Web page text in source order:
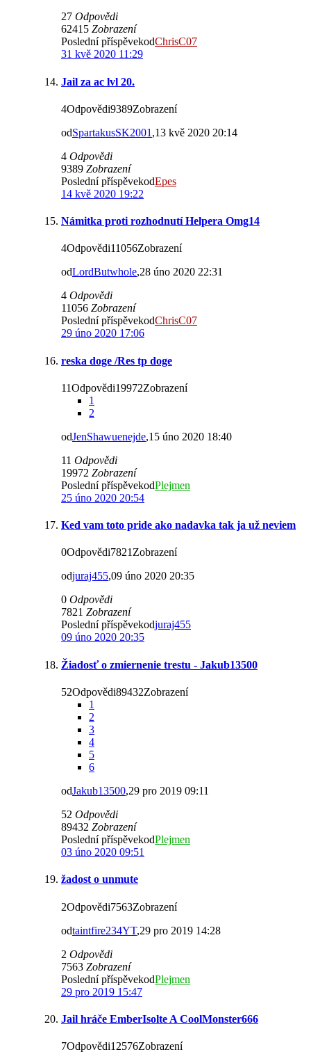
27 Odpovědi
62415 Zobrazení
Poslední příspěvekodChrisC07
31 kvě 2020 11:29
Jail za ac lvl 20.
4Odpovědi9389Zobrazení
odSpartakusSK2001 ,13 kvě 2020 20:14
4 Odpovědi
9389 Zobrazení
Poslední příspěvekodEpes
14 kvě 2020 19:22
Námitka proti rozhodnutí Helpera Omg14
4Odpovědi11056Zobrazení
odLordButwhole,28 úno 2020 22:31
4 Odpovědi
11056 Zobrazení
Poslední příspěvekodChrisC07
29 úno 2020 17:06
reska doge /Res tp doge
11Odpovědi19972Zobrazení
1
2
odJenShawuenejde,15 úno 2020 18:40
11 Odpovědi
19972 Zobrazení
Poslední příspěvekodPlejmen
25 úno 2020 20:54
Ked vam toto pride ako nadavka tak ja už neviem
0Odpovědi7821Zobrazení
odjuraj455,09 úno 2020 20:35
0 Odpovědi
7821 Zobrazení
Poslední příspěvekodjuraj455
09 úno 2020 20:35
Žiadosť o zmiernenie trestu - Jakub13500
52Odpovědi89432Zobrazení
1
2
3
4
5
6
odJakub13500,29 pro 2019 09:11
52 Odpovědi
89432 Zobrazení
Poslední příspěvekodPlejmen
03 úno 2020 09:51
žadost o unmute
2Odpovědi7563Zobrazení
odtaintfire234YT,29 pro 2019 14:28
2 Odpovědi
7563 Zobrazení
Poslední příspěvekodPlejmen
29 pro 2019 15:47
Jail hráče EmberIsolte A CoolMonster666
7Odpovědi12576Zobrazení